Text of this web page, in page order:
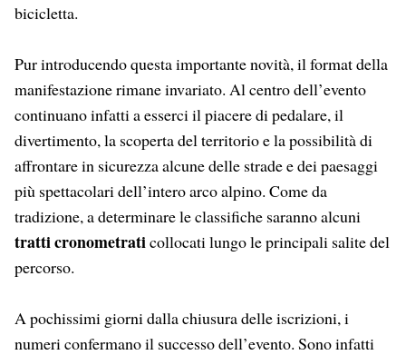
bicicletta.
Pur introducendo questa importante novità, il format della
manifestazione rimane invariato. Al centro dell’evento
continuano infatti a esserci il piacere di pedalare, il
divertimento, la scoperta del territorio e la possibilità di
affrontare in sicurezza alcune delle strade e dei paesaggi
più spettacolari dell’intero arco alpino. Come da
tradizione, a determinare le classifiche saranno alcuni
tratti cronometraticollocati lungo le principali salite del
percorso.
A pochissimi giorni dalla chiusura delle iscrizioni, i
numeri confermano il successo dell’evento. Sono infatti